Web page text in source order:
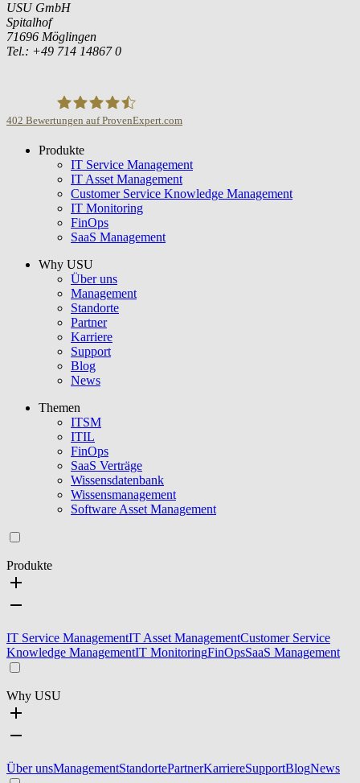
USU GmbH
Spitalhof
71696 Möglingen
Tel.: +49 714 14867 0
USU GmbH
402 Bewertungen auf ProvenExpert.com
Produkte
IT Service Management
IT Asset Management
Customer Service Knowledge Management
IT Monitoring
FinOps
SaaS Management
Why USU
Über uns
Management
Standorte
Partner
Karriere
Support
Blog
News
Themen
ITSM
ITIL
FinOps
SaaS Verträge
Wissensdatenbank
Wissensmanagement
Software Asset Management
Produkte
IT Service ManagementIT Asset ManagementCustomer Service
Knowledge ManagementIT MonitoringFinOpsSaaS Management
Why USU
Über unsManagementStandortePartnerKarriereSupportBlogNews